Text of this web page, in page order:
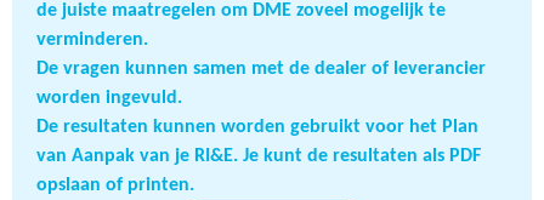
de juiste maatregelen om DME zoveel mogelijk te
verminderen.
De vragen kunnen samen met de dealer of leverancier
worden ingevuld.
De resultaten kunnen worden gebruikt voor het Plan
van Aanpak van je RI&E. Je kunt de resultaten als PDF
opslaan of printen.